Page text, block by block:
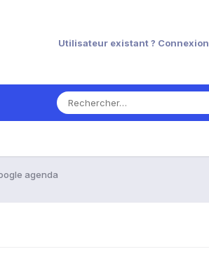
Utilisateur existant ? Connexion
agenda